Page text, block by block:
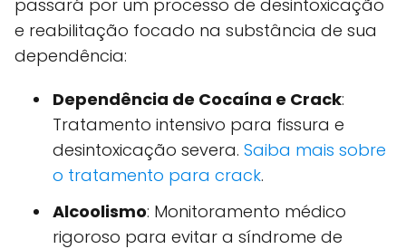
passará por um processo de desintoxicação
e reabilitação focado na substância de sua
dependência:
Dependência de Cocaína e Crack:
Tratamento intensivo para fissura e
desintoxicação severa. Saiba mais sobre
o tratamento para crack.
Alcoolismo: Monitoramento médico
rigoroso para evitar a síndrome de